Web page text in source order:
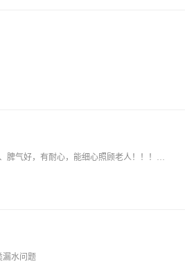
个人家庭招聘，非中介！1、做清淡家常菜、简单收拾卫生2、协助老人平常走动，偶尔用轮椅推老人楼下散心。（有电梯）3、性格温和、脾气好，有耐心，能细心照顾老人！！！要求：早7点到晚
漏水问题